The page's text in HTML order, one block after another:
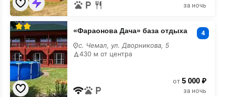
за ночь
«Фараонова
Дача»
база
отдыха
«Фараонова Дача» база отдыха 4
с. Чемал, ул. Дворникова, 5
430 м от центра
от 5 000 ₽
за ночь